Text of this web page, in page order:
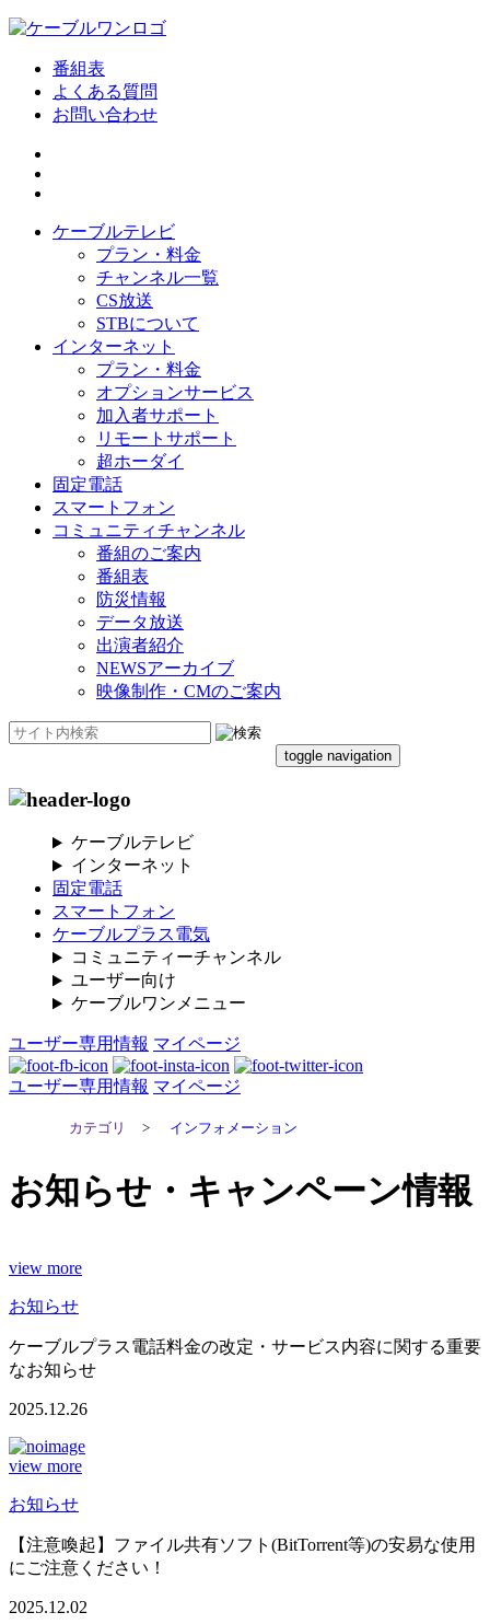
番組表
よくある質問
お問い合わせ
ケーブルテレビ
プラン・料金
チャンネル一覧
CS放送
STBについて
インターネット
プラン・料金
オプションサービス
加入者サポート
リモートサポート
超ホーダイ
固定電話
スマートフォン
コミュニティチャンネル
番組のご案内
番組表
防災情報
データ放送
出演者紹介
NEWSアーカイブ
映像制作・CMのご案内
toggle navigation
ケーブルテレビ
インターネット
固定電話
スマートフォン
ケーブルプラス電気
コミュニティーチャンネル
ユーザー向け
ケーブルワンメニュー
ユーザー専用情報 マイページ
ユーザー専用情報 マイページ
カテゴリ > インフォメーション
お知らせ・キャンペーン情報
view more
お知らせ
ケーブルプラス電話料金の改定・サービス内容に関する重要
なお知らせ
2025.12.26
view more
お知らせ
【注意喚起】ファイル共有ソフト(BitTorrent等)の安易な使用
にご注意ください！
2025.12.02